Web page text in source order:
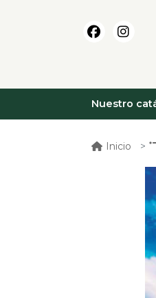
Nuestro
Inicio